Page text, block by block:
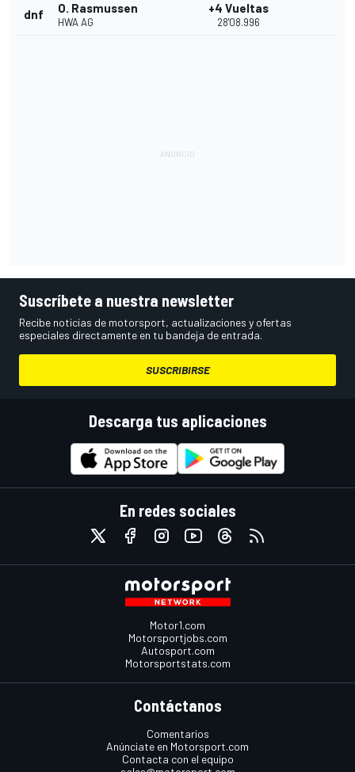
dnf O. Rasmussen
HWA AG
+4 Vueltas
28'08.996
Suscríbete a nuestra newsletter
Recibe noticias de motorsport, actualizaciones y ofertas
especiales directamente en tu bandeja de entrada.
SUSCRIBIRSE
Descarga tus aplicaciones
En redes sociales
Motor1.com
Motorsportjobs.com
Autosport.com
Motorsportstats.com
Contáctanos
Comentarios
Anúnciate en Motorsport.com
Contacta con el equipo